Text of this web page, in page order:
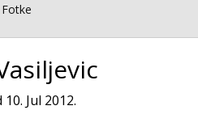
Fotke
10. Jul 2012.